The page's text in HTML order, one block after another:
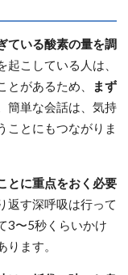
ている酸素の量を調
こしている人は、
があるため、
まず
簡単な会話は、気持
ことにもつながりま
とに重点をおく必要
返す深呼吸は行って
3〜5秒くらいかけ
ます。